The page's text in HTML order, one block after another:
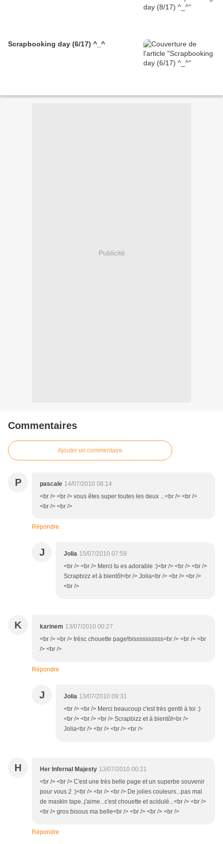
Scrapbooking day (6/17) ^_^
Publicité
Commentaires
Ajouter un commentaire
P pascale 14/07/2010 08:14
<br /> <br /> vous êtes super toutes les deux ...<br /> <br />
<br /> <br />
Répondre
J Jolia 15/07/2010 07:59
<br /> <br /> Merci tu es adorable :)<br /> <br /> <br />
Scrapbizz et à bientôt<br /> Jolia<br /> <br /> <br />
<br />
K karinem 13/07/2010 00:27
<br /> <br /> trèsc chouette page!bissssssssss<br /> <br /> <br
/> <br />
Répondre
J Jolia 13/07/2010 09:31
<br /> <br /> Merci beaucoup c'est très gentil à toi :)
<br /> <br /> <br /> Scrapbizz et à bientôt<br />
Jolia<br /> <br /> <br /> <br />
H Her Infernal Majesty 13/07/2010 00:21
<br /> <br /> C'est une très belle page et un superbe souvenir
pour vous 2 :)<br /> <br /> <br /> De jolies couleurs...pas mal
de maskin tape..j'aime...c'est chouette et acidulé...<br /> <br />
<br /> gros bisous ma belle<br /> <br /> <br /> <br />
Répondre